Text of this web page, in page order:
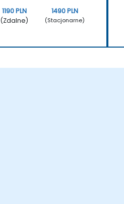
1190 PLN
(Zdalne)
1490 PLN
(Stacjonarne)